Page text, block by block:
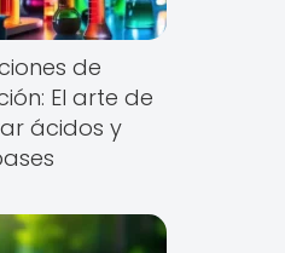
de
El arte de
ácidos y